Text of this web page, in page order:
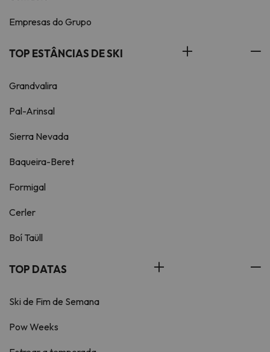
Empresas do Grupo
TOP ESTÂNCIAS DE SKI
Grandvalira
Pal-Arinsal
Sierra Nevada
Baqueira-Beret
Formigal
Cerler
Boí Taüll
TOP DATAS
Ski de Fim de Semana
Pow Weeks